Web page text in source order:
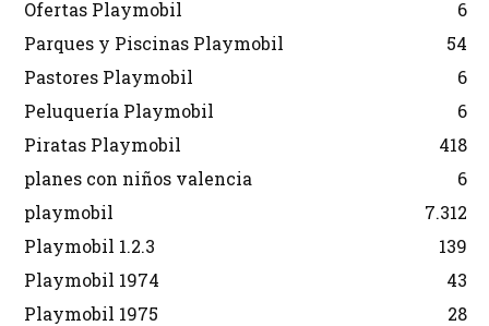
Ofertas Playmobil
6
Parques y Piscinas Playmobil
54
Pastores Playmobil
6
Peluquería Playmobil
6
Piratas Playmobil
418
planes con niños valencia
6
playmobil
7.312
Playmobil 1.2.3
139
Playmobil 1974
43
Playmobil 1975
28